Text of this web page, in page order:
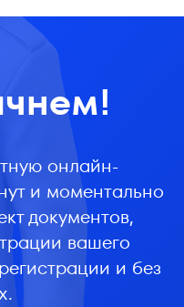
онлайн-
и моментально
документов,
вашего
и без